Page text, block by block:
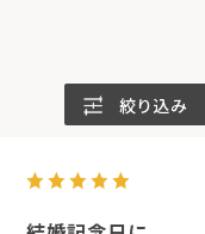
絞り込み